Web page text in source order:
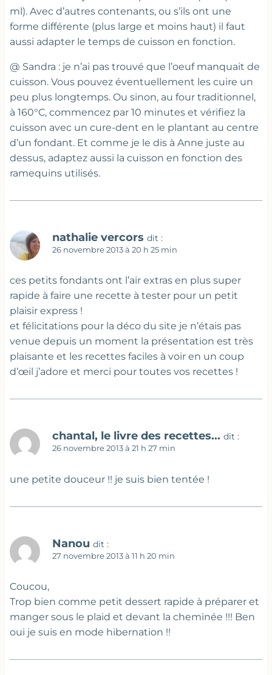
ml). Avec d’autres contenants, ou s’ils ont une
forme différente (plus large et moins haut) il faut
aussi adapter le temps de cuisson en fonction.
@ Sandra : je n’ai pas trouvé que l’oeuf manquait de
cuisson. Vous pouvez éventuellement les cuire un
peu plus longtemps. Ou sinon, au four traditionnel,
à 160°C, commencez par 10 minutes et vérifiez la
cuisson avec un cure-dent en le plantant au centre
d’un fondant. Et comme je le dis à Anne juste au
dessus, adaptez aussi la cuisson en fonction des
ramequins utilisés.
nathalie vercors dit :
26 novembre 2013 à 20 h 25 min
ces petits fondants ont l’air extras en plus super
rapide à faire une recette à tester pour un petit
plaisir express !
et félicitations pour la déco du site je n’étais pas
venue depuis un moment la présentation est très
plaisante et les recettes faciles à voir en un coup
d’œil j’adore et merci pour toutes vos recettes !
chantal, le livre des recettes... dit :
26 novembre 2013 à 21 h 27 min
une petite douceur !! je suis bien tentée !
Nanou dit :
27 novembre 2013 à 11 h 20 min
Coucou,
Trop bien comme petit dessert rapide à préparer et
manger sous le plaid et devant la cheminée !!! Ben
oui je suis en mode hibernation !!